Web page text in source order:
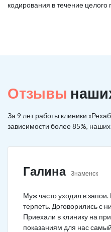
кодирования в течение целого
Отзывы
За 9 лет работы клиники
зависимости более 85%,
Галина Знаменск
Муж часто уходил в
терпеть. Договорились с
Приехали в клинику на
показаниям для нас